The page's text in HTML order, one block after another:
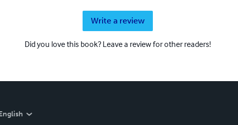
Write a review
Did you love this book? Leave a review for other readers!